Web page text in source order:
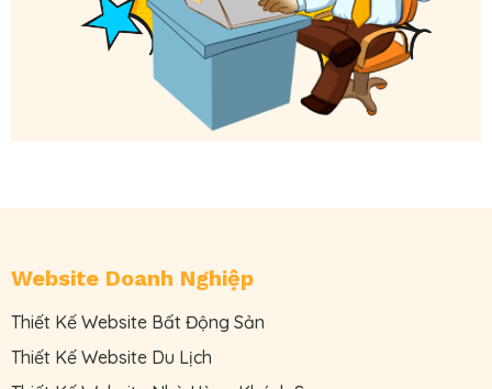
Website Doanh Nghiệp
Thiết Kế Website Bất Động Sản
Thiết Kế Website Du Lịch